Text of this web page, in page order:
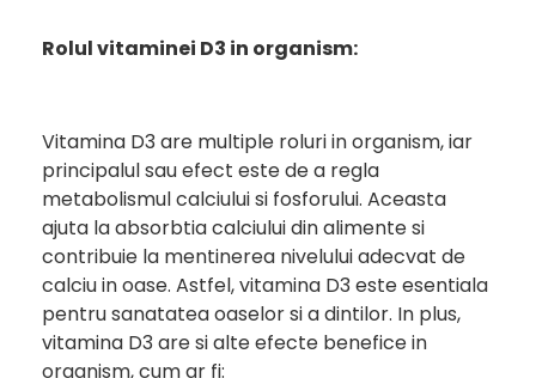
Rolul vitaminei D3 in organism:
Vitamina D3 are multiple roluri in organism, iar
principalul sau efect este de a regla
metabolismul calciului si fosforului. Aceasta
ajuta la absorbtia calciului din alimente si
contribuie la mentinerea nivelului adecvat de
calciu in oase. Astfel, vitamina D3 este esentiala
pentru sanatatea oaselor si a dintilor. In plus,
vitamina D3 are si alte efecte benefice in
organism, cum ar fi: